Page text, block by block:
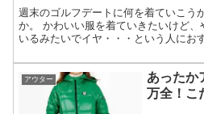
週末のゴルフデートに何を着ていこう
か。 かわいい服を着ていきたいけど
いるみたいでイヤ・・・という人にお
介するコーディネートです。 フレッ
アウター
あったか
万全！こ